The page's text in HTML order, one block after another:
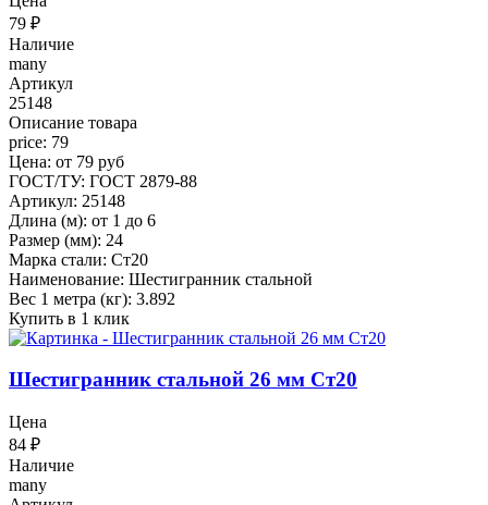
79 ₽
Наличие
many
Артикул
25148
Описание товара
price: 79
Цена: от 79 руб
ГОСТ/ТУ: ГОСТ 2879-88
Артикул: 25148
Длина (м): от 1 до 6
Размер (мм): 24
Марка стали: Ст20
Наименование: Шестигранник стальной
Вес 1 метра (кг): 3.892
Купить в 1 клик
Шестигранник стальной 26 мм Ст20
Цена
84 ₽
Наличие
many